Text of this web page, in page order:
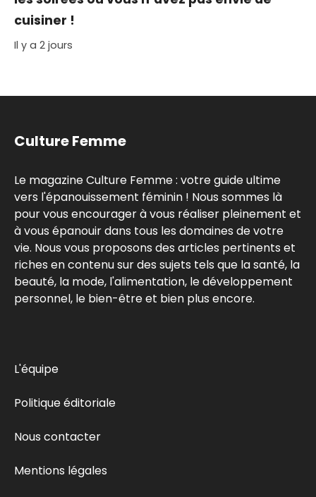
cuisiner !
Il y a 2 jours
Culture Femme
Le magazine Culture Femme : votre guide ultime
vers l'épanouissement féminin ! Nous sommes là
pour vous encourager à vous réaliser pleinement et
à vous épanouir dans tous les domaines de votre
vie. Nous vous proposons des articles pertinents et
riches en contenu sur des sujets tels que la santé, la
beauté, la mode, l'alimentation, le développement
personnel, le bien-être et bien plus encore.
L'équipe
Politique éditoriale
Nous contacter
Mentions légales